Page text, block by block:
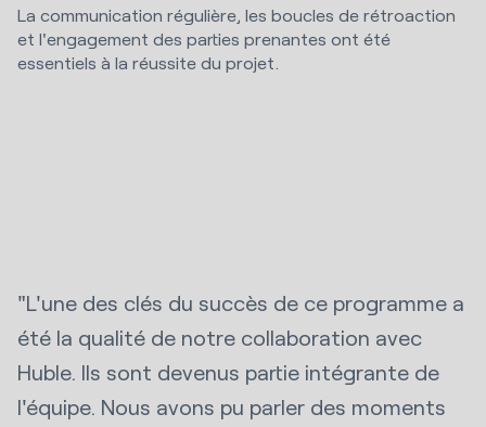
La communication régulière, les boucles de rétroaction
et l'engagement des parties prenantes ont été
essentiels à la réussite du projet.
"L'une des clés du succès de ce programme a
été la qualité de notre collaboration avec
Huble. Ils sont devenus partie intégrante de
l'équipe. Nous avons pu parler des moments